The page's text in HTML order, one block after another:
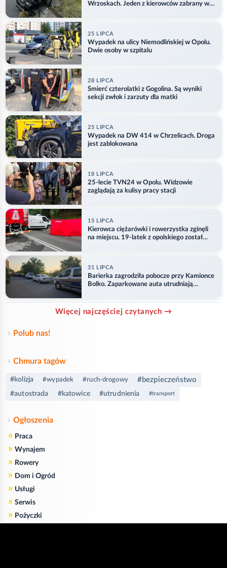
Wrzoskach. Jeden z kierowców zabrany w
25 LIPCA
Wypadek na ulicy Niemodlińskiej w Opolu.
Dwie osoby w szpitalu
28 LIPCA
Śmierć czterolatki z Gogolina. Są wyniki
sekcji zwłok i zarzuty dla matki
25 LIPCA
Wypadek na DW 414 w Chrzelicach. Droga
jest zablokowana
18 LIPCA
25-lecie TVN24 w Opolu. Widzowie
zaglądają za kulisy pracy stacji
15 LIPCA
Kierowca ciężarówki i rowerzystka zginęli
na miejscu. 19-latek z opolskiego został
31 LIPCA
Barierka zagrodziła pobocze przy Kamionce
Bolko. Zaparkowane auta utrudniają
Więcej najczęściej czytanych →
Polub nas!
Chmura tagów
#kolizja #wypadek #ruch-drogowy #bezpieczeństwo
#autostrada #katowice #utrudnienia #transport
Ogłoszenia
» Praca
» Wynajem
» Rowery
» Dom i Ogród
» Usługi
» Serwis
» Pożyczki